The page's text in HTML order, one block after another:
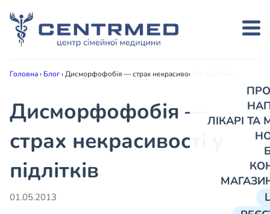
ЛІКАРІ
Головна› Блог›Дисморфофобія — страх некрасивості у підлітків
Дисморфофобія —
страх некрасивості у
підлітків
01.05.2013